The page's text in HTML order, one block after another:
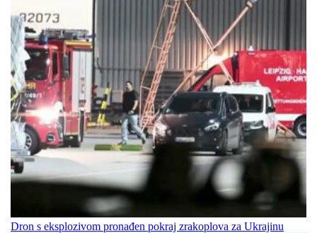
Dron s eksplozivom pronađen pokraj zrakoplova za Ukrajinu